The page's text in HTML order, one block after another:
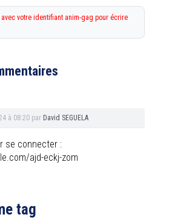
avec votre identifiant anim-gag pour écrire
à 08:20 par David SEGUELA
se connecter :
ajd-eckj-zom
tag